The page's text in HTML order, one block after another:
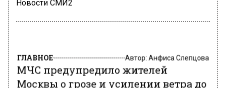
Новости СМИ2
ГЛАВНОЕ Автор: Анфиса Слепцова
МЧС предупредило жителей
Москвы о грозе и усилении ветра до